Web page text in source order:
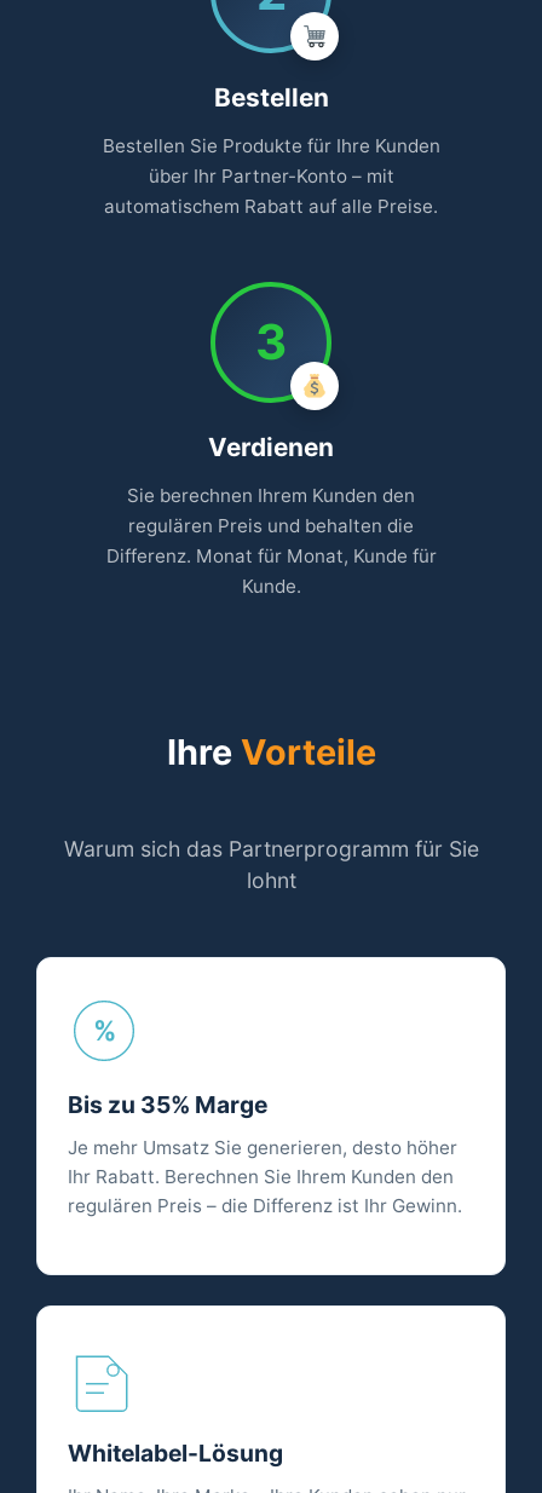
Bestellen
Bestellen Sie Produkte für Ihre Kunden
über Ihr Partner-Konto – mit
automatischem Rabatt auf alle Preise.
3
Verdienen
Sie berechnen Ihrem Kunden den
regulären Preis und behalten die
Differenz. Monat für Monat, Kunde für
Kunde.
Ihre Vorteile
Warum sich das Partnerprogramm für Sie
lohnt
%
Bis zu 35% Marge
Je mehr Umsatz Sie generieren, desto höher
Ihr Rabatt. Berechnen Sie Ihrem Kunden den
regulären Preis – die Differenz ist Ihr Gewinn.
Whitelabel-Lösung